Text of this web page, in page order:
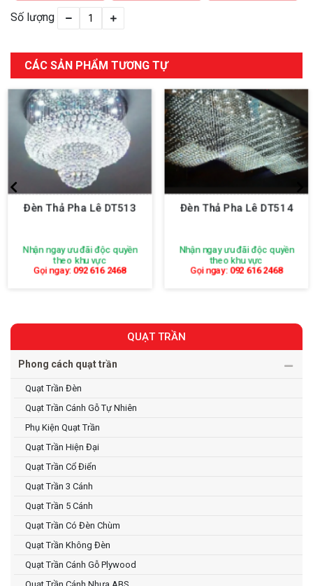
Số lượng
CÁC SẢN PHẨM TƯƠNG TỰ
Đèn Thả Pha Lê DT513
Nhận ngay ưu đãi độc quyền
theo khu vực
Gọi ngay: 092 616 2468
Đèn Thả Pha Lê DT514
Nhận ngay ưu đãi độc quyền
theo khu vực
Gọi ngay: 092 616 2468
QUẠT TRẦN
Phong cách quạt trần
Quạt Trần Đèn
Quạt Trần Cánh Gỗ Tự Nhiên
Phụ Kiện Quạt Trần
Quạt Trần Hiện Đại
Quạt Trần Cổ Điển
Quạt Trần 3 Cánh
Quạt Trần 5 Cánh
Quạt Trần Có Đèn Chùm
Quạt Trần Không Đèn
Quạt Trần Cánh Gỗ Plywood